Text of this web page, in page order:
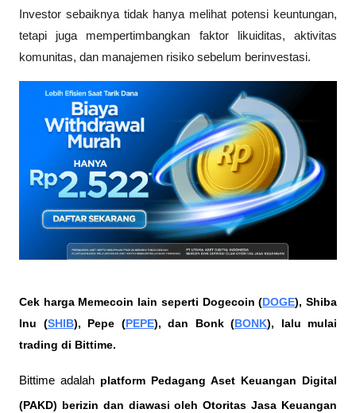
Investor sebaiknya tidak hanya melihat potensi keuntungan,
tetapi juga mempertimbangkan faktor likuiditas, aktivitas
komunitas, dan manajemen risiko sebelum berinvestasi.
Cek harga Memecoin lain seperti Dogecoin (DOGE), Shiba
Inu (SHIB), Pepe (PEPE), dan Bonk (BONK), lalu mulai
trading di Bittime.
Bittime adalah platform Pedagang Aset Keuangan Digital
(PAKD) berizin dan diawasi oleh Otoritas Jasa Keuangan